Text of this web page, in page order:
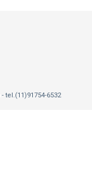
- tel.(11)91754-6532